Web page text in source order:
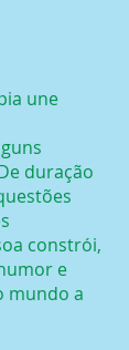
une
duração
constrói,
e
mundo a